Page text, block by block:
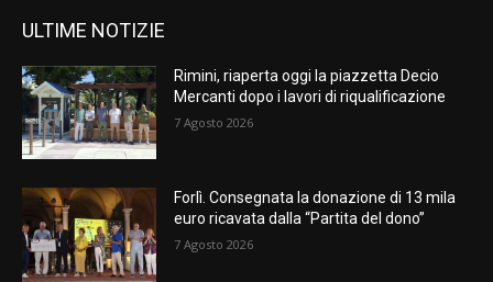
ULTIME NOTIZIE
Rimini, riaperta oggi la piazzetta Decio
Mercanti dopo i lavori di riqualificazione
7 Agosto 2026
Forlì. Consegnata la donazione di 13 mila
euro ricavata dalla “Partita del dono”
7 Agosto 2026